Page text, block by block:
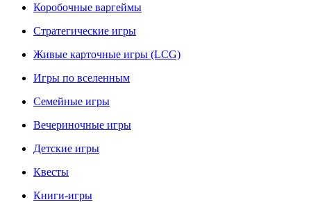
Коробочные варгеймы
Стратегические игры
Живые карточные игры (LCG)
Игры по вселенным
Семейные игры
Вечериночные игры
Детские игры
Квесты
Книги-игры